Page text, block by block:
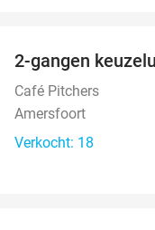
2-gangen
Café Pitchers
Amersfoort
Verkocht: 18